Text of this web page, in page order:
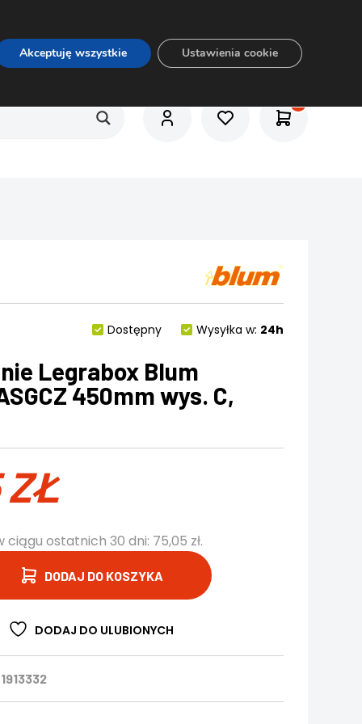
Dostępny Wysyłka w: 24h
Legrabox Blum
450mm wys. C,
ZŁ
ciągu ostatnich 30 dni: 75,05 zł.
DODAJ DO KOSZYKA
DODAJ DO ULUBIONYCH
Akceptuję wszystkie Ustawienia cookie